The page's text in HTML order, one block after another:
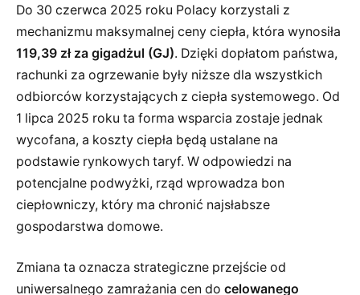
Do 30 czerwca 2025 roku Polacy korzystali z
mechanizmu maksymalnej ceny ciepła, która wynosiła
119,39 zł za gigadżul (GJ). Dzięki dopłatom państwa,
rachunki za ogrzewanie były niższe dla wszystkich
odbiorców korzystających z ciepła systemowego. Od
1 lipca 2025 roku ta forma wsparcia zostaje jednak
wycofana, a koszty ciepła będą ustalane na
podstawie rynkowych taryf. W odpowiedzi na
potencjalne podwyżki, rząd wprowadza bon
ciepłowniczy, który ma chronić najsłabsze
gospodarstwa domowe.
Zmiana ta oznacza strategiczne przejście od
uniwersalnego zamrażania cen do celowanego